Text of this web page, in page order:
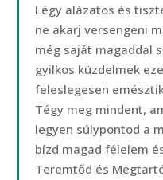
Légy alázatos és
ne akarj versengeni
még saját magaddal
gyilkos küzdelmek
feleslegesen
Tégy meg mindent,
legyen súlypontod a
bízd magad félelem
Teremtőd és